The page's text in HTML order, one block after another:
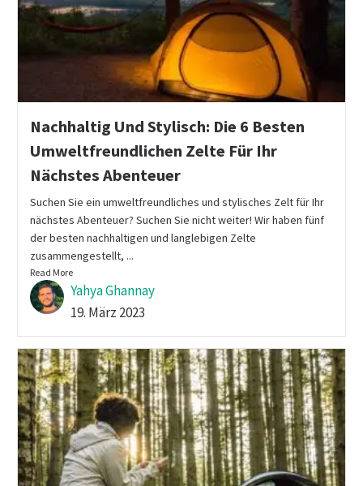
Nachhaltig Und Stylisch: Die 6 Besten
Umweltfreundlichen Zelte Für Ihr
Nächstes Abenteuer
Suchen Sie ein umweltfreundliches und stylisches Zelt für Ihr
nächstes Abenteuer? Suchen Sie nicht weiter! Wir haben fünf
der besten nachhaltigen und langlebigen Zelte
zusammengestellt, ...
Read More
Yahya Ghannay
19. März 2023